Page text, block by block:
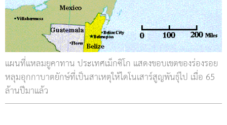
แผนที่แหลมยูคาทาน ประเทศเม็กซิโก แสดงขอบเขตของร่องรอย
หลุมอุกกาบาตยักษ์ที่เป็นสาเหตุให้ไดโนเสาร์สูญพันธุ์ไป เมื่อ 65
ล้านปีมาแล้ว